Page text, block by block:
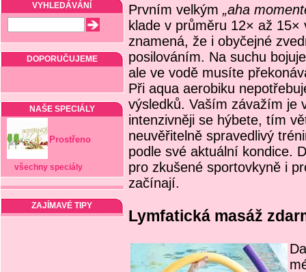
VYHLEDÁVÁNÍ
DOPORUČUJEME
NAŠE SPECIÁLY
Prostřeno
všechny speciály
ZAJÍMAVÉ TIPY
Prvním velkým „aha
klade v průměru 12× až
znamená, že i obyčejné
posilováním. Na suchu
ale ve vodě musíte
Při aqua aerobiku
výsledků. Vaším závažím je
intenzivněji se hýbete, tím
neuvěřitelně spravedlivý
podle své aktuální kondice.
pro zkušené sportovkyně i
začínají.
Lymfatická masáž